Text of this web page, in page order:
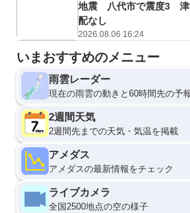
地震 八代市で震度3 津
配なし
2026.08.06 16:24
いまおすすめのメニュー
雨雲レーダー
現在の雨雲の動きと60時間先の予
2週間天気
2週間先までの天気・気温を掲載
アメダス
アメダスの最新情報をチェック
ライブカメラ
全国2500地点の空の様子